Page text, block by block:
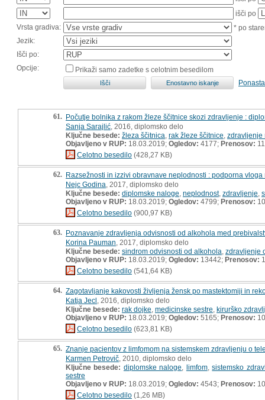
išči po
Vrsta gradiva:
* po
Jezik:
Išči po:
Opcije:
Prikaži samo zadetke s celotnim besedilom
61. Počutje bolnika z rakom žleze ščitnice skozi zdravljenje :
Sanja Sarajlić , 2016, diplomsko delo
Ključne besede: žleza ščitnica rak žleze ščitnice zdravljenje
Objavljeno v RUP: 18.03.2019; Ogledov: 4177; Prenosov:
Celotno besedilo (428,27 KB)
62. Razsežnosti in izzivi obravnave neplodnosti : podporna vloga
Nejc Godina , 2017, diplomsko delo
Ključne besede: diplomske naloge neplodnost, zdravljenje
Objavljeno v RUP: 18.03.2019; Ogledov: 4799; Prenosov:
Celotno besedilo (900,97 KB)
63. Poznavanje zdravljenja odvisnosti od alkohola med
Korina Pauman , 2017, diplomsko delo
Ključne besede: sindrom odvisnosti od alkohola zdravljenje
Objavljeno v RUP: 18.03.2019; Ogledov: 13442; Prenosov:
Celotno besedilo (541,64 KB)
64. Zagotavljanje kakovosti življenja žensk po mastektomiji in
Katja Jecl , 2016, diplomsko delo
Ključne besede: rak dojke medicinske sestre kirurško
Objavljeno v RUP: 18.03.2019; Ogledov: 5165; Prenosov:
Celotno besedilo (623,81 KB)
65. Znanje pacientov z limfomom na sistemskem zdravljenju o
Karmen Petrovič , 2010, diplomsko delo
Ključne besede: diplomske naloge limfom,sistemsko
sestre
Objavljeno v RUP: 18.03.2019; Ogledov: 4543; Prenosov:
Celotno besedilo (1,26 MB)